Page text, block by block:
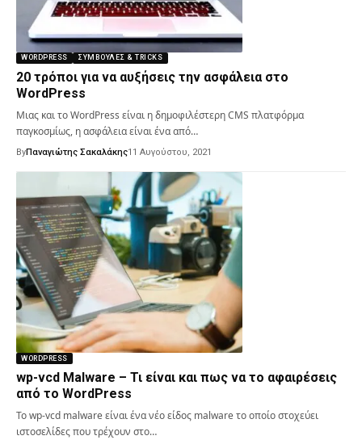
WORDPRESS ΣΥΜΒΟΥΛΈΣ & TRICKS
20 τρόποι για να αυξήσεις την ασφάλεια στο
WordPress
Μιας και το WordPress είναι η δημοφιλέστερη CMS πλατφόρμα
παγκοσμίως, η ασφάλεια είναι ένα από…
ByΠαναγιώτης Σακαλάκης11 Αυγούστου, 2021
WORDPRESS
wp-vcd Malware – Τι είναι και πως να το αφαιρέσεις
από το WordPress
Το wp-vcd malware είναι ένα νέο είδος malware το οποίο στοχεύει
ιστοσελίδες που τρέχουν στο…